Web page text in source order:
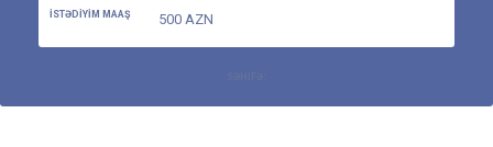
İSTƏDIYIM MAAŞ 500 AZN